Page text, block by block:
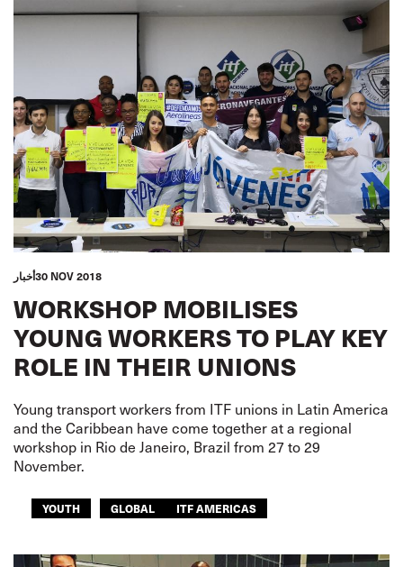
أخبار30 NOV 2018
WORKSHOP MOBILISES
YOUNG WORKERS TO PLAY KEY
ROLE IN THEIR UNIONS
Young transport workers from ITF unions in Latin America
and the Caribbean have come together at a regional
workshop in Rio de Janeiro, Brazil from 27 to 29
November.
YOUTH GLOBAL ITF AMERICAS